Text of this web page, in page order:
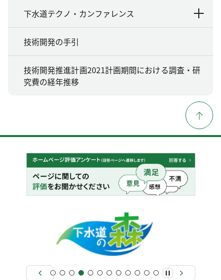
下水道テクノ・カンファレンス
技術開発の手引
技術開発推進計画2021計画期間における調査・研
究費の経年推移